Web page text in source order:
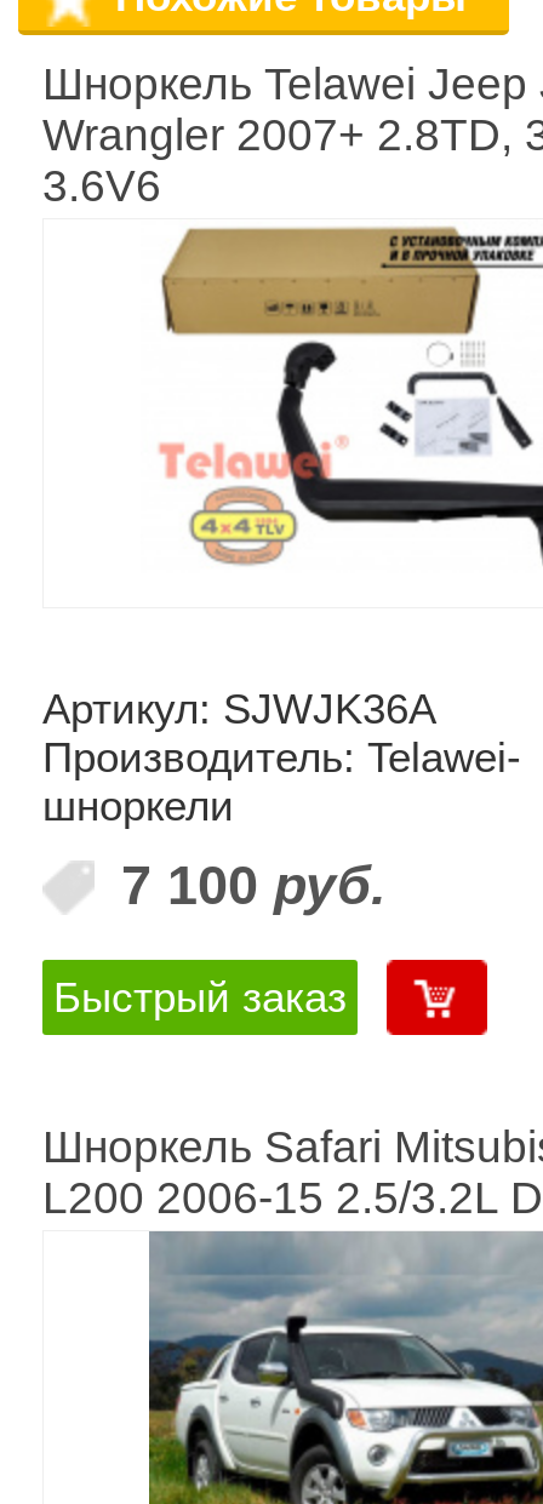
Шноркель Telawei Jeep
Wrangler 2007+ 2.8TD,
3.6V6
Артикул: SJWJK36A
Производитель: Telawei-
шноркели
7 100 руб.
Быстрый заказ
Шноркель Safari
L200 2006-15 2.5/3.2L